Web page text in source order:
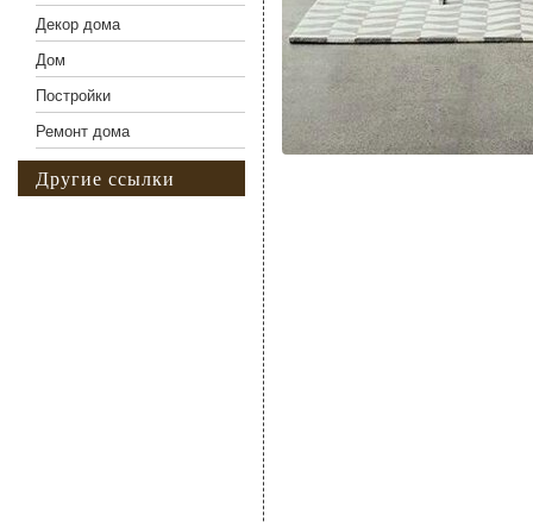
Декор дома
Дом
Постройки
Ремонт дома
Другие ссылки